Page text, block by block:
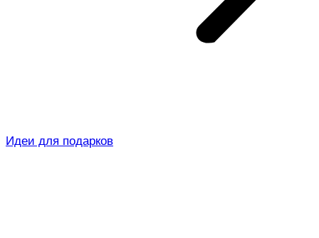
Идеи для подарков